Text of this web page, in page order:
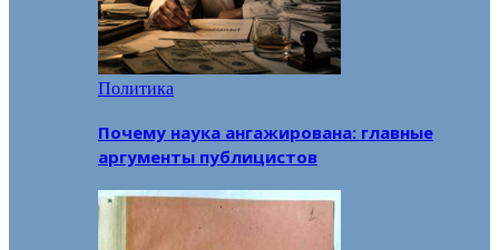
Политика
Почему наука ангажирована: главные
аргументы публицистов